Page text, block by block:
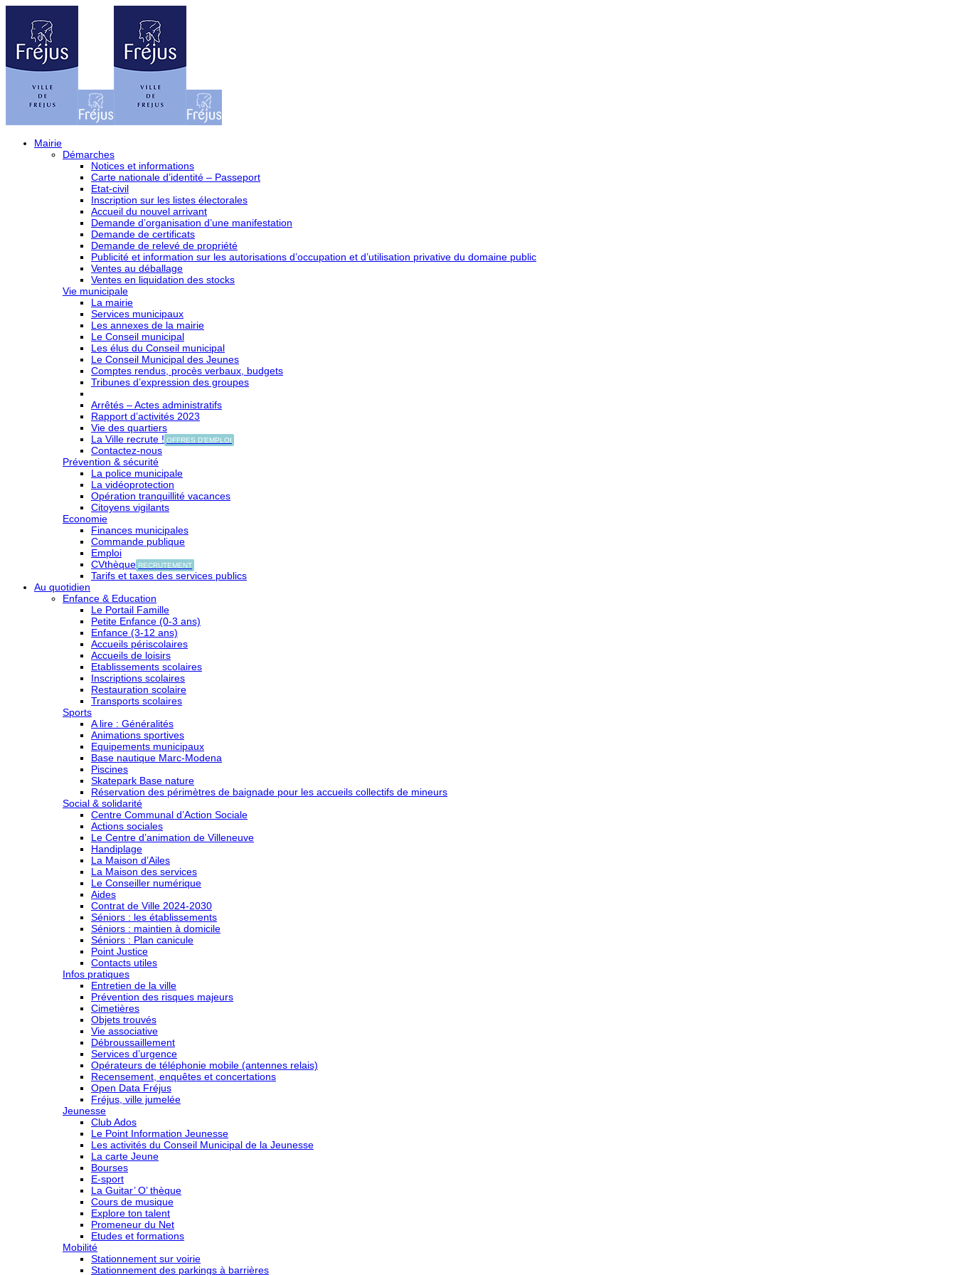
Mairie
Démarches
Notices et informations
Carte nationale d’identité – Passeport
Etat-civil
Inscription sur les listes électorales
Accueil du nouvel arrivant
Demande d’organisation d’une manifestation
Demande de certificats
Demande de relevé de propriété
Publicité et information sur les autorisations d’occupation et d’utilisation privative du domaine public
Ventes au déballage
Ventes en liquidation des stocks
Vie municipale
La mairie
Services municipaux
Les annexes de la mairie
Le Conseil municipal
Les élus du Conseil municipal
Le Conseil Municipal des Jeunes
Comptes rendus, procès verbaux, budgets
Tribunes d’expression des groupes
Arrêtés – Actes administratifs
Rapport d’activités 2023
Vie des quartiers
La Ville recrute ! OFFRES D'EMPLOI
Contactez-nous
Prévention & sécurité
La police municipale
La vidéoprotection
Opération tranquillité vacances
Citoyens vigilants
Economie
Finances municipales
Commande publique
Emploi
CVthèque RECRUTEMENT
Tarifs et taxes des services publics
Au quotidien
Enfance & Education
Le Portail Famille
Petite Enfance (0-3 ans)
Enfance (3-12 ans)
Accueils périscolaires
Accueils de loisirs
Etablissements scolaires
Inscriptions scolaires
Restauration scolaire
Transports scolaires
Sports
A lire : Généralités
Animations sportives
Equipements municipaux
Base nautique Marc-Modena
Piscines
Skatepark Base nature
Réservation des périmètres de baignade pour les accueils collectifs de mineurs
Social & solidarité
Centre Communal d’Action Sociale
Actions sociales
Le Centre d’animation de Villeneuve
Handiplage
La Maison d’Ailes
La Maison des services
Le Conseiller numérique
Aides
Contrat de Ville 2024-2030
Séniors : les établissements
Séniors : maintien à domicile
Séniors : Plan canicule
Point Justice
Contacts utiles
Infos pratiques
Entretien de la ville
Prévention des risques majeurs
Cimetières
Objets trouvés
Vie associative
Débroussaillement
Services d’urgence
Opérateurs de téléphonie mobile (antennes relais)
Recensement, enquêtes et concertations
Open Data Fréjus
Fréjus, ville jumelée
Jeunesse
Club Ados
Le Point Information Jeunesse
Les activités du Conseil Municipal de la Jeunesse
La carte Jeune
Bourses
E-sport
La Guitar’ O’ thèque
Cours de musique
Explore ton talent
Promeneur du Net
Etudes et formations
Mobilité
Stationnement sur voirie
Stationnement des parkings à barrières